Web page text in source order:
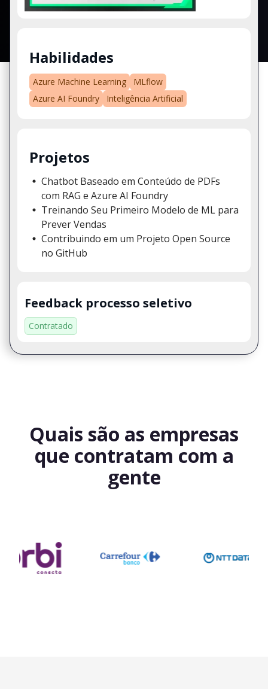
Habilidades
Azure Machine Learning
MLflow
Azure AI Foundry
Inteligência Artificial
Projetos
Chatbot Baseado em Conteúdo de PDFs
com RAG e Azure AI Foundry
Treinando Seu Primeiro Modelo de ML para
Prever Vendas
Contribuindo em um Projeto Open Source
no GitHub
Feedback processo seletivo
Contratado
Quais são as empresas
que contratam com a
gente